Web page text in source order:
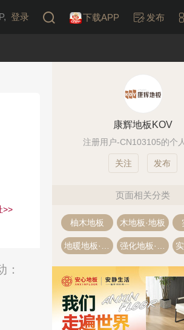
登录 下载APP 发布
>>
康辉地板KOV
注册用户-CN103105的个
发布
页面相关分类
柚木地板 木地板·地板